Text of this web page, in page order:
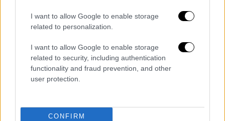
I want to allow Google to enable storage
related to personalization.
I want to allow Google to enable storage
related to security, including authentication
functionality and fraud prevention, and other
user protection.
CONFIRM
(@DailyMailCeleb)October 7, 2025
Σύμφωνα με τη Daily Mail, ο Χανκς
φαινόταν
χαλαρός και άνετος, στέκοντας κοντά στις
πόρτες και παρατηρώντας το εσωτερικό του
γεμάτου βαγονιού
τη στιγμή, εκπλήσσοντας τα social media με